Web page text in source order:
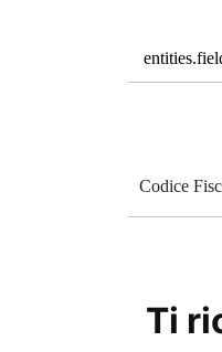
Ti